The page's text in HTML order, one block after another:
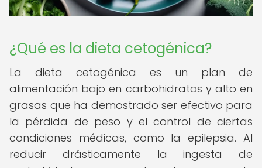
¿Qué es la dieta cetogénica?
La dieta cetogénica es un plan de
alimentación bajo en carbohidratos y alto en
grasas que ha demostrado ser efectivo para
la pérdida de peso y el control de ciertas
condiciones médicas, como la epilepsia. Al
reducir drásticamente la ingesta de